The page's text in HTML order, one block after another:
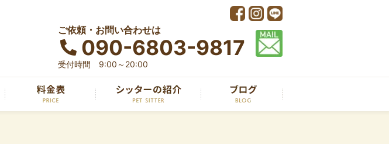
ご依頼・お問い合わせは
090-6803-9817
受付時間 9:00～20:00